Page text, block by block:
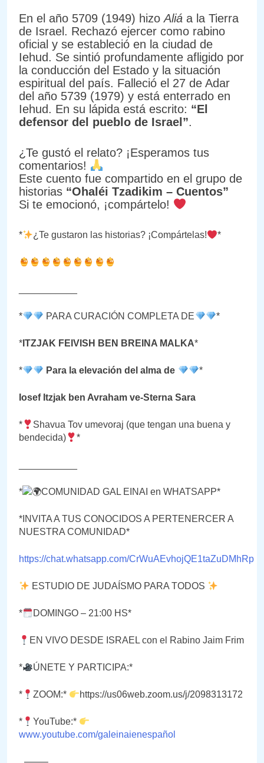
En el año 5709 (1949) hizoAliá a la Tierra
de Israel. Rechazó ejercer como rabino
oficial y se estableció en la ciudad de
Iehud. Se sintió profundamente afligido por
la conducción del Estado y la situación
espiritual del país. Falleció el 27 de Adar
del año 5739 (1979) y está enterrado en
Iehud. En su lápida está escrito: “El
defensor del pueblo de Israel”.
¿Te gustó el relato? ¡Esperamos tus
comentarios!
Este cuento fue compartido en el grupo de
historias “Ohaléi Tzadikim – Cuentos”
Si te emocionó, ¡compártelo!
* ¿Te gustaron las historias? ¡Compártelas! *
* PARA CURACIÓN COMPLETA DE *
* ITZJAK FEIVISH BEN BREINA MALKA*
* Para la elevación del alma de *
Iosef Itzjak ben Avraham ve-Sterna Sara
*
Shavua Tov umevoraj (que tengan una buena y
bendecida)
*
* COMUNIDAD GAL EINAI en WHATSAPP*
*INVITA A TUS CONOCIDOS A PERTENERCER A
NUESTRA COMUNIDAD*
https://chat.whatsapp.com/CrWuAEvhojQE1taZuDMhRp
ESTUDIO DE JUDAÍSMO PARA TODOS
* DOMINGO – 21:00 HS*
EN VIVO DESDE ISRAEL con el Rabino Jaim Frim
* ÚNETE Y PARTICIPA:*
* ZOOM:* https://us06web.zoom.us/j/2098313172
*
YouTube:*
www.youtube.com/galeinaienespañol